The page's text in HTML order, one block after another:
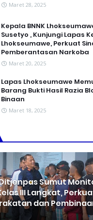
Maret 28, 2025
Kepala BNNK
Susetyo , Kunjungi Lapas
Lhokseumawe, Perkuat
Pemberantasan Narkoba
Maret 20, 2025
Lapas Lhokseumawe
Barang Bukti Hasil Razia
Binaan
Maret 18, 2025
Sumut
III Langkat,
dan